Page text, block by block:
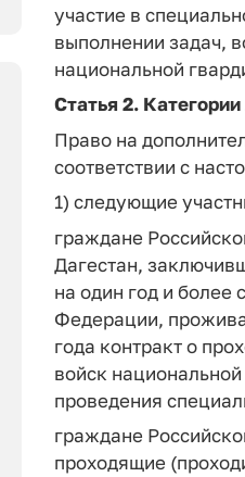
участие в
выполнении задач,
национальной
Статья 2.
Право на
соответствии с
1) следующие
граждане
Дагестан,
на один год и
Федерации,
года контракт о
войск
проведения
граждане
проходящие